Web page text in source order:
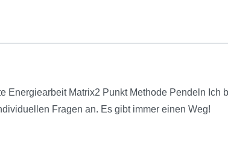
Energiearbeit Matrix2 Punkt Methode Pendeln
Fragen an. Es gibt immer einen Weg!